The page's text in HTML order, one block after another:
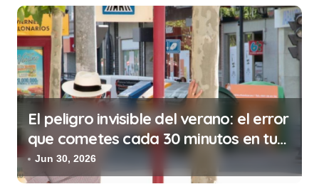
r
a
d
a
s
El peligro invisible del verano: el error
que cometes cada 30 minutos en tu
trabajo (y la ilegalidad que te puede
costar la vida)
Jun 30, 2026